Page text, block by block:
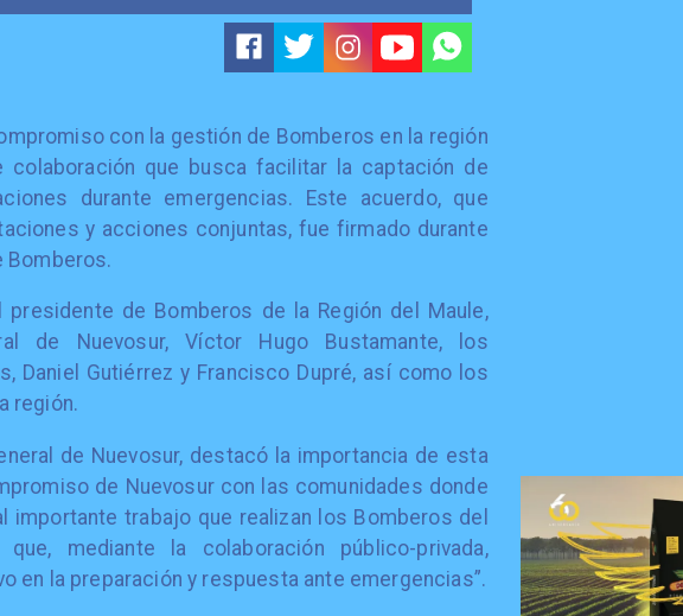
con la gestión de Bomberos en la región
que busca facilitar la captación de
durante emergencias. Este acuerdo, que
y acciones conjuntas, fue firmado durante
Bomberos.
de Bomberos de la Región del Maule,
de Nuevosur, Víctor Hugo Bustamante, los
Daniel Gutiérrez y Francisco Dupré, así como los
región.
de Nuevosur, destacó la importancia de esta
de Nuevosur con las comunidades donde
trabajo que realizan los Bomberos del
mediante la colaboración público-privada,
en la preparación y respuesta ante emergencias”.